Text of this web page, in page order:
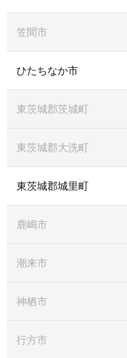
笠間市
ひたちなか市
東茨城郡茨城町
東茨城郡大洗町
東茨城郡城里町
鹿嶋市
潮来市
神栖市
行方市